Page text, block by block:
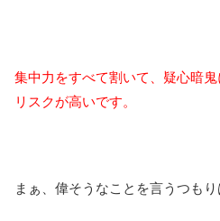
集中力をすべて割いて、疑心暗
リスクが高いです。
まぁ、偉そうなことを言うつもり